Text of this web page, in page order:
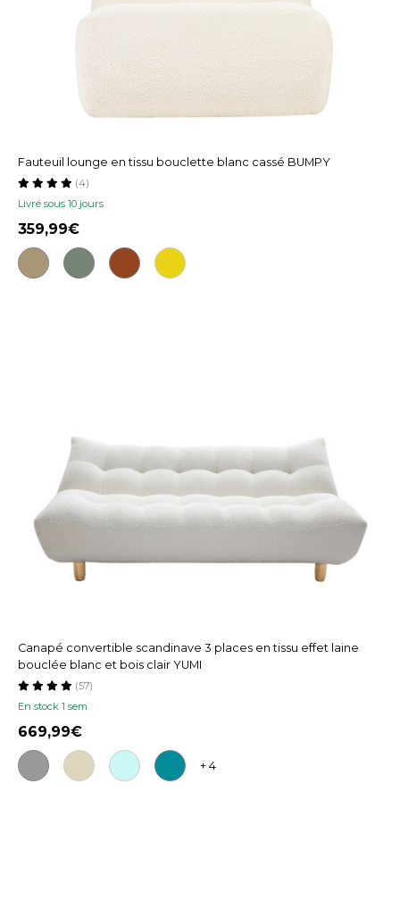
Fauteuil lounge en tissu bouclette blanc cassé BUMPY
Livré sous 10 jours
(4)
359,99
Canapé convertible scandinave 3 places en tissu effet laine
bouclée blanc et bois clair YUMI
En stock 1 sem
(57)
669,99
+ 4